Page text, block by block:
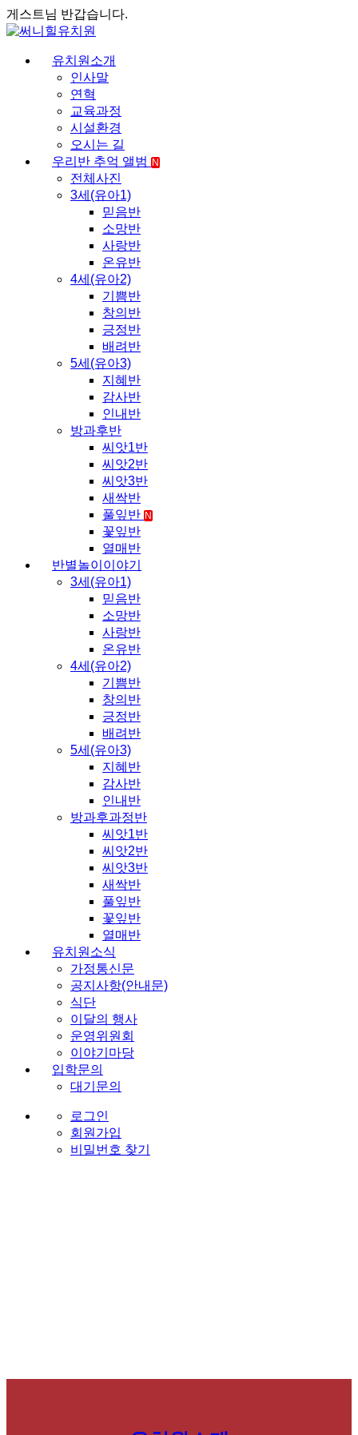
게스트님 반갑습니다.
유치원소개
인사말
연혁
교육과정
시설환경
오시는 길
우리반 추억 앨범
N
전체사진
3세(유아1)
믿음반
소망반
사랑반
온유반
4세(유아2)
기쁨반
창의반
긍정반
배려반
5세(유아3)
지혜반
감사반
인내반
방과후반
씨앗1반
씨앗2반
씨앗3반
새싹반
풀잎반 N
꽃잎반
열매반
반별놀이이야기
3세(유아1)
믿음반
소망반
사랑반
온유반
4세(유아2)
기쁨반
창의반
긍정반
배려반
5세(유아3)
지혜반
감사반
인내반
방과후과정반
씨앗1반
씨앗2반
씨앗3반
새싹반
풀잎반
꽃잎반
열매반
유치원소식
가정통신문
공지사항(안내문)
식단
이달의 행사
운영위원회
이야기마당
입학문의
대기문의
로그인
회원가입
비밀번호 찾기